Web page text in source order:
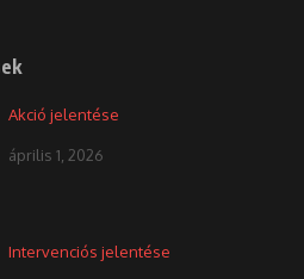
Akció jelentése
április 1, 2026
Intervenciós jelentése